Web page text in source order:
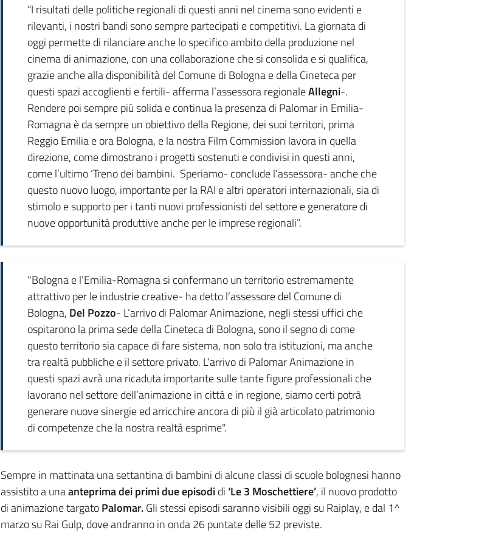
“I risultati delle politiche regionali di questi anni nel cinema sono evidenti e
rilevanti, i nostri bandi sono sempre partecipati e competitivi. La giornata di
oggi permette di rilanciare anche lo specifico ambito della produzione nel
cinema di animazione, con una collaborazione che si consolida e si qualifica,
grazie anche alla disponibilità del Comune di Bologna e della Cineteca per
questi spazi accoglienti e fertili- afferma l’assessora regionaleAllegni-.
Rendere poi sempre più solida e continua la presenza di Palomar in Emilia-
Romagna è da sempre un obiettivo della Regione, dei suoi territori, prima
Reggio Emilia e ora Bologna, e la nostra Film Commission lavora in quella
direzione, come dimostrano i progetti sostenuti e condivisi in questi anni,
come l’ultimo ‘Treno dei bambini. Speriamo- conclude l’assessora- anche che
questo nuovo luogo, importante per la RAI e altri operatori internazionali, sia di
stimolo e supporto per i tanti nuovi professionisti del settore e generatore di
nuove opportunità produttive anche per le imprese regionali”.
"Bologna e l’Emilia-Romagna si confermano un territorio estremamente
attrattivo per le industrie creative- ha detto l’assessore del Comune di
Bologna, Del Pozzo- L’arrivo di Palomar Animazione, negli stessi uffici che
ospitarono la prima sede della Cineteca di Bologna, sono il segno di come
questo territorio sia capace di fare sistema, non solo tra istituzioni, ma anche
tra realtà pubbliche e il settore privato. L’arrivo di Palomar Animazione in
questi spazi avrà una ricaduta importante sulle tante figure professionali che
lavorano nel settore dell’animazione in città e in regione, siamo certi potrà
generare nuove sinergie ed arricchire ancora di più il già articolato patrimonio
di competenze che la nostra realtà esprime".
Sempre in mattinata una settantina di bambini di alcune classi di scuole bolognesi hanno
assistito a unaanteprima dei primi due episodidi ‘Le 3 Moschettiere’, il nuovo prodotto
di animazione targatoPalomar.Gli stessi episodi saranno visibili oggi su Raiplay, e dal 1^
marzo su Rai Gulp, dove andranno in onda 26 puntate delle 52 previste.